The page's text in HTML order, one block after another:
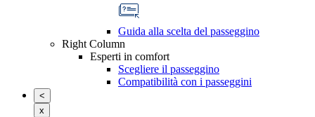
Guida alla scelta del passeggino
Right Column
Esperti in comfort
Scegliere il passeggino
Compatibilità con i passeggini
<
x